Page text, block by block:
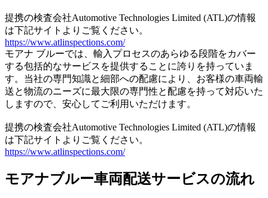
提携の検査会社Automotive Technologies Limited (ATL)の情報
は下記サイトよりご覧ください。
https://www.atlinspections.com/
モアナ ブルーでは、輸入プロセスのあらゆる段階をカバー
する包括的なサービスを提供することに誇りを持っていま
す。当社の専門知識と細部への配慮により、お客様の車両輸
送と物流のニーズに最大限の専門性と配慮を持って対応いた
しますので、安心してご利用いただけます。
提携の検査会社Automotive Technologies Limited (ATL)の情報
は下記サイトよりご覧ください。
https://www.atlinspections.com/
モアナブルー車両配送サービスの流れ